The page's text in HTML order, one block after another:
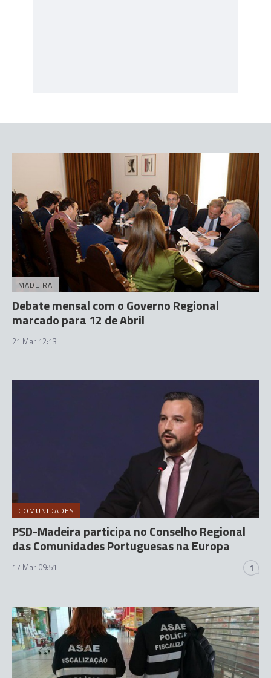
MADEIRA
Debate mensal com o Governo Regional
marcado para 12 de Abril
21 Mar 12:13
COMUNIDADES
PSD-Madeira participa no Conselho Regional
das Comunidades Portuguesas na Europa
17 Mar 09:51 1